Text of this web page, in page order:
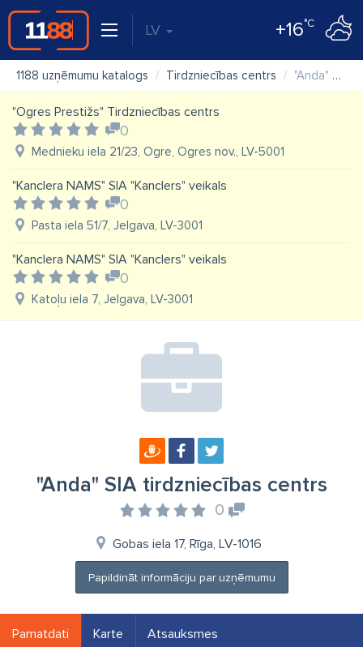
LV +16°C
1188 uzņēmumu katalogs Tirdzniecības centrs "Anda" SIA tirdzniecības centrs
"Ogres Prestižs" Tirdzniecības centrs
0
Mednieku iela 21/23, Ogre, Ogres nov., LV-5001
"Kanclera NAMS" SIA "Kanclers" veikals
0
Pasta iela 51/7, Jelgava, LV-3001
"Kanclera NAMS" SIA "Kanclers" veikals
0
Katoļu iela 7, Jelgava, LV-3001
"Anda" SIA tirdzniecības centrs
0
Gobas iela 17, Rīga, LV-1016
Papildināt informāciju par uzņēmumu
Pamatdati Karte Atsauksmes